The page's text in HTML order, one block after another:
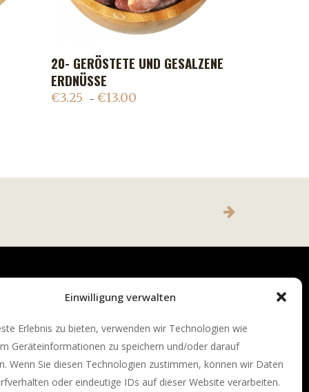
Einwilligung verwalten
Erlebnis zu bieten, verwenden wir Technologien wie
Geräteinformationen zu speichern und/oder darauf
Wenn Sie diesen Technologien zustimmen, können wir Daten
oder eindeutige IDs auf dieser Website verarbeiten.
ADD TO CART
20- GERÖSTETE UND GESALZENE
ERDNÜSSE
€3.25 – €13.00